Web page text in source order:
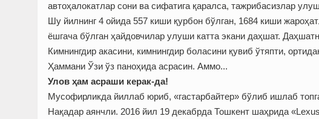
автоҳалокатлар сони ва сифатига қаралса, тажрибасизлар
Шу йилнинг 4 ойида 557 киши қурбон бўлган, 1684 киши
ёшгача бўлган ҳайдовчилар улуши катта экани даҳшат.
Кимнингдир акасини, кимнингдир боласини қувиб ўтяпти,
Ҳаммани Ўзи ўз паноҳида асрасин. Аммо...
Улов ҳам асраши керак-да!
Мусофирликда йиллаб юриб, «гастарбайтер» бўлиб ишлаб
Нақадар аянчли. 2016 йил 19 декабрда Тошкент шаҳрида